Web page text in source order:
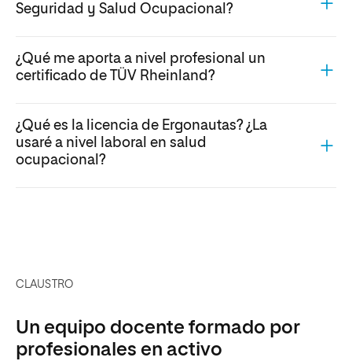
Seguridad y Salud Ocupacional?
¿Qué me aporta a nivel profesional un
certificado de TÜV Rheinland?
¿Qué es la licencia de Ergonautas? ¿La
usaré a nivel laboral en salud
ocupacional?
CLAUSTRO
Un equipo docente formado por
profesionales en activo